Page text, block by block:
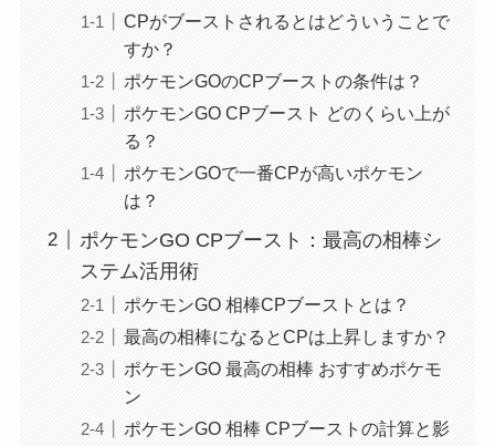
CPがブーストされるとはどういうことで
すか？
ポケモンGOのCPブーストの条件は？
ポケモンGO CPブースト どのくらい上が
る？
ポケモンGOで一番CPが高いポケモン
は？
ポケモンGO CPブースト：最高の相棒シ
ステム活用術
ポケモンGO 相棒CPブーストとは？
最高の相棒になるとCPは上昇しますか？
ポケモンGO 最高の相棒 おすすめポケモ
ン
ポケモンGO 相棒 CPブーストの計算と影